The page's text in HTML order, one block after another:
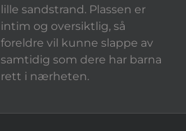
lille sandstrand. Plassen er
intim og oversiktlig, så
foreldre vil kunne slappe av
samtidig som dere har barna
rett i nærheten.